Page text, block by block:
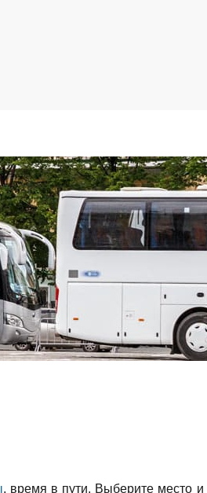
, время в пути. Выберите место и